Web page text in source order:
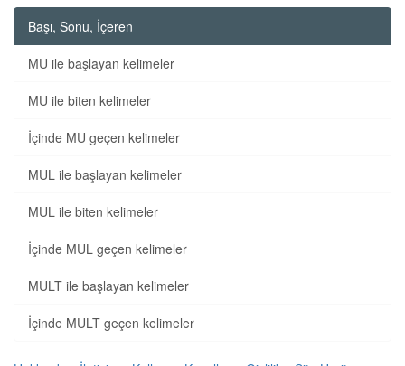
Başı, Sonu, İçeren
MU ile başlayan kelimeler
MU ile biten kelimeler
İçinde MU geçen kelimeler
MUL ile başlayan kelimeler
MUL ile biten kelimeler
İçinde MUL geçen kelimeler
MULT ile başlayan kelimeler
İçinde MULT geçen kelimeler